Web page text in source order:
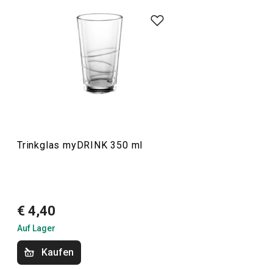
Eiswürfelbereitersowie und Filterkessel. Alles, was Sie
zum Servieren von
Getränken
myDRINK-Sortiment aufgenommen. Unsere
alkoholfreie und alkoholische Getränke
zeitlosen Look und ein einzigartiges Design.
Trinkglas myDRINK 350 ml
€ 4,40
Auf Lager
Kaufen